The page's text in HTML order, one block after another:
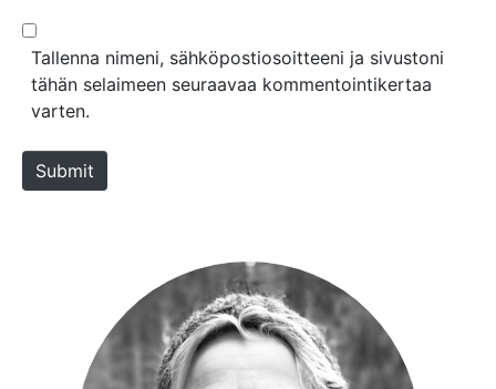
*
b
Tallenna nimeni, sähköpostiosoitteeni ja sivustoni
tähän selaimeen seuraavaa kommentointikertaa
varten.
Submit